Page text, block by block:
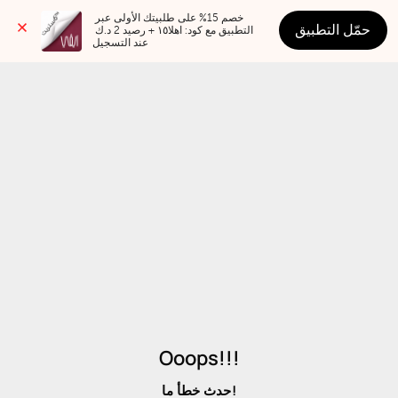
عند التسجيل
حمّل التطبيق
Ooops!!!
حدث خطأ ما!